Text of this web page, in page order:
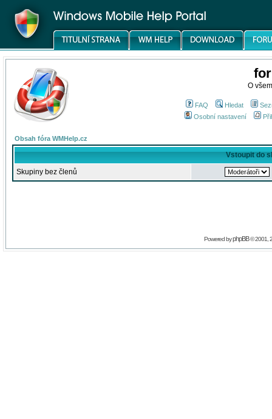
O
FAQ Hledat
Osobní nastavení
Obsah fóra WMHelp.cz
Vstoupit do
Skupiny bez členů
Powered byphpBB© 2001,